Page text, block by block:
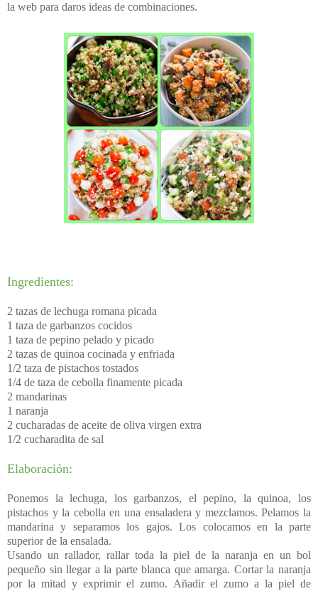
la web para daros ideas de combinaciones.
Ingredientes:
2 tazas de lechuga romana picada
1 taza de garbanzos cocidos
1 taza de pepino pelado y picado
2 tazas de quinoa cocinada y enfriada
1/2 taza de pistachos tostados
1/4 de taza de cebolla finamente picada
2 mandarinas
1 naranja
2 cucharadas de aceite de oliva virgen extra
1/2 cucharadita de sal
Elaboración:
Ponemos la lechuga, los garbanzos, el pepino, la quinoa, los
pistachos y la cebolla en una ensaladera y mezclamos. Pelamos la
mandarina y separamos los gajos. Los colocamos en la parte
superior de la ensalada.
Usando un rallador, rallar toda la piel de la naranja en un bol
pequeño sin llegar a la parte blanca que amarga. Cortar la naranja
por la mitad y exprimir el zumo. Añadir el zumo a la piel de